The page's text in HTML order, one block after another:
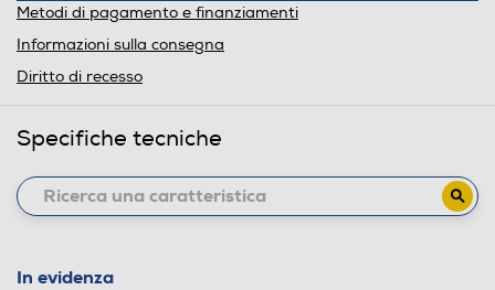
Metodi di pagamento e finanziamenti
Informazioni sulla consegna
Diritto di recesso
Specifiche tecniche
In evidenza